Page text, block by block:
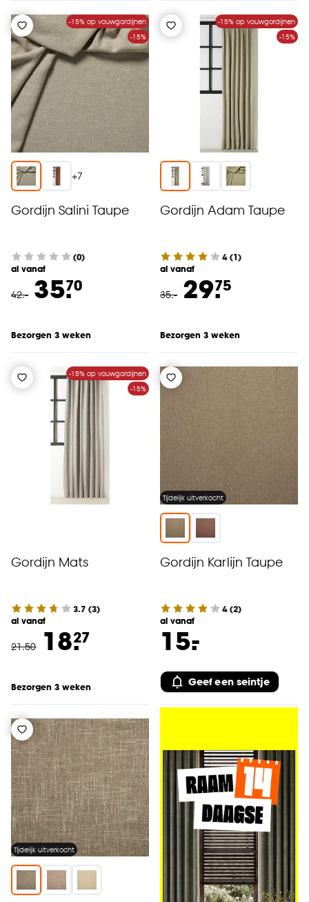
-15% op vouwgordijnen
-15%
+7
Gordijn Salini Taupe
(0)
al vanaf
42.- 35.70
Bezorgen 3 weken
-15% op vouwgordijnen
-15%
Gordijn Adam Taupe
4(1)
al vanaf
35.- 29.75
Bezorgen 3 weken
-15% op vouwgordijnen
-15%
Gordijn Mats
3.7 (3)
al vanaf
21.50 18.27
Bezorgen 3 weken
Tijdelijk uitverkocht
Gordijn Karlijn Taupe
4(2)
al vanaf
15.
-
Geef een seintje
Tijdelijk uitverkocht